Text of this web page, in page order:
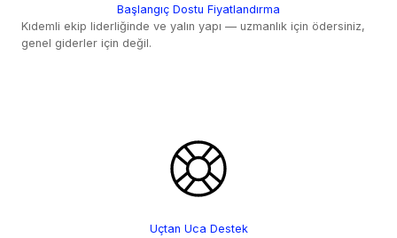
Başlangıç Dostu Fiyatlandırma
Kıdemli ekip liderliğinde ve yalın yapı — uzmanlık için ödersiniz,
genel giderler için değil.
Uçtan Uca Destek